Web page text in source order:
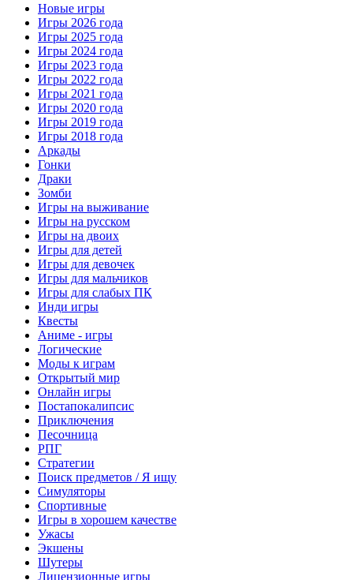
Новые игры
Игры 2026 года
Игры 2025 года
Игры 2024 года
Игры 2023 года
Игры 2022 года
Игры 2021 года
Игры 2020 года
Игры 2019 года
Игры 2018 года
Аркады
Гонки
Драки
Зомби
Игры на выживание
Игры на русском
Игры на двоих
Игры для детей
Игры для девочек
Игры для мальчиков
Игры для слабых ПК
Инди игры
Квесты
Аниме - игры
Логические
Моды к играм
Открытый мир
Онлайн игры
Постапокалипсис
Приключения
Песочница
РПГ
Стратегии
Поиск предметов / Я ищу
Симуляторы
Спортивные
Игры в хорошем качестве
Ужасы
Экшены
Шутеры
Лицензионные игры